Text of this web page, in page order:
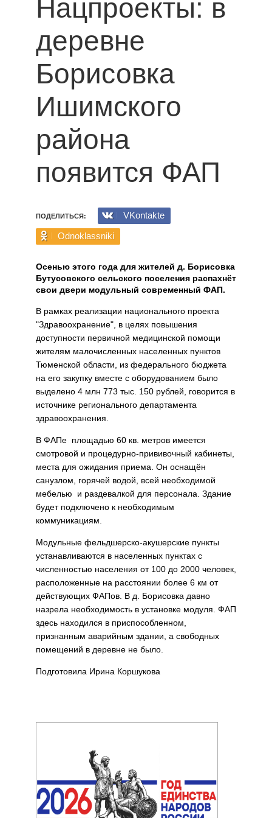
Нацпроекты: в
деревне
Борисовка
Ишимского
района
появится ФАП
ПОДЕЛИТЬСЯ:
VKontakte
Odnoklassniki
Осенью этого года для жителей д. Борисовка
Бутусовского сельского поселения распахнёт
свои двери модульный современный ФАП.
В рамках реализации национального проекта
"Здравоохранение", в целях повышения
доступности первичной медицинской помощи
жителям малочисленных населенных пунктов
Тюменской области, из федерального бюджета
на его закупку вместе с оборудованием было
выделено 4 млн 773 тыс. 150 рублей, говорится в
источнике регионального департамента
здравоохранения.
В ФАПе площадью 60 кв. метров имеется
смотровой и процедурно-прививочный кабинеты,
места для ожидания приема. Он оснащён
санузлом, горячей водой, всей необходимой
мебелью и раздевалкой для персонала. Здание
будет подключено к необходимым
коммуникациям.
Модульные фельдшерско-акушерские пункты
устанавливаются в населенных пунктах с
численностью населения от 100 до 2000 человек,
расположенные на расстоянии более 6 км от
действующих ФАПов. В д. Борисовка давно
назрела необходимость в установке модуля. ФАП
здесь находился в приспособленном,
признанным аварийным здании, а свободных
помещений в деревне не было.
Подготовила Ирина Коршукова